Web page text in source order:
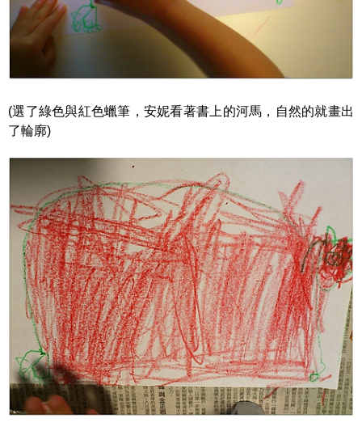
(選了綠色與紅色蠟筆，安妮看著書上的河馬，自然的就畫出
了輪廓)